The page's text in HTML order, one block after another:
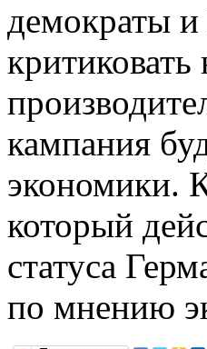
демократы
критиковать
кампания
экономики.
который
статуса
по мнению